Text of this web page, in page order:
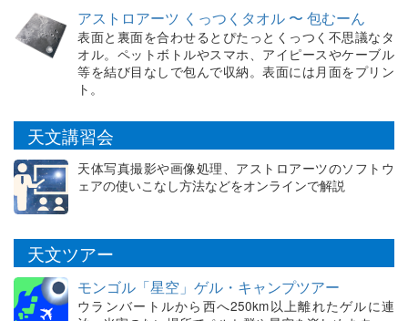
アストロアーツ くっつくタオル 〜 包むーん
表面と裏面を合わせるとぴたっとくっつく不思議なタ
オル。ペットボトルやスマホ、アイピースやケーブル
等を結び目なしで包んで収納。表面には月面をプリン
ト。
天文講習会
天体写真撮影や画像処理、アストロアーツのソフトウ
ェアの使いこなし方法などをオンラインで解説
天文ツアー
モンゴル「星空」ゲル・キャンプツアー
ウランバートルから西へ250km以上離れたゲルに連